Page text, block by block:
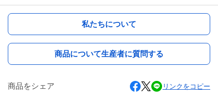
私たちについて
商品について生産者に質問する
商品をシェア リンクをコピー